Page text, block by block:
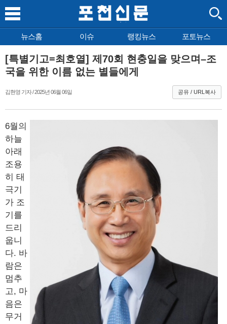
뉴스홈 이슈 랭킹뉴스 포토뉴스
[특별기고=최호열] 제70회 현충일을 맞으며–조
국을 위한 이름 없는 별들에게
김현영 기자 / 2025년 06월 06일 공유 / URL복사
6월의
하늘
아래
조용
히 태
극기
가 조
기를
드리
웁니
다. 바
람은
멈추
고, 마
음은
무거